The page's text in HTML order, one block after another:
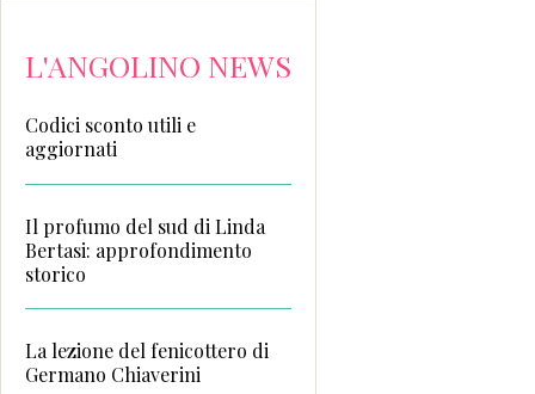
L'ANGOLINO NEWS
Codici sconto utili e
aggiornati
Il profumo del sud di Linda
Bertasi: approfondimento
storico
La lezione del fenicottero di
Germano Chiaverini